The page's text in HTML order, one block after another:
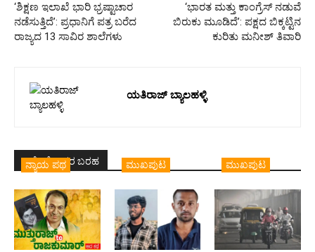
‘ಶಿಕ್ಷಣ ಇಲಾಖೆ ಭಾರಿ ಭ್ರಷ್ಟಾಚಾರ
ನಡೆಸುತ್ತಿದೆ’: ಪ್ರಧಾನಿಗೆ ಪತ್ರ ಬರೆದ
ರಾಜ್ಯದ 13 ಸಾವಿರ ಶಾಲೆಗಳು
‘ಭಾರತ ಮತ್ತು ಕಾಂಗ್ರೆಸ್ ನಡುವೆ
ಬಿರುಕು ಮೂಡಿದೆ’: ಪಕ್ಷದ ಬಿಕ್ಕಟ್ಟಿನ
ಕುರಿತು ಮನೀಶ್‌ ತಿವಾರಿ
ಯತಿರಾಜ್ ಬ್ಯಾಲಹಳ್ಳಿ
ಇದೇ ಲೇಖಕರ ಬರಹ
ನ್ಯಾಯ ಪಥ ಮುಖಪುಟ ಮುಖಪುಟ